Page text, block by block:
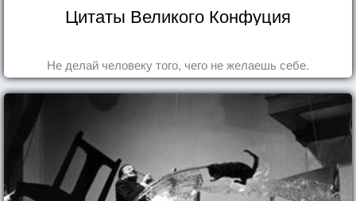
Цитаты Великого Конфуция
Не делай человеку того, чего не желаешь себе.